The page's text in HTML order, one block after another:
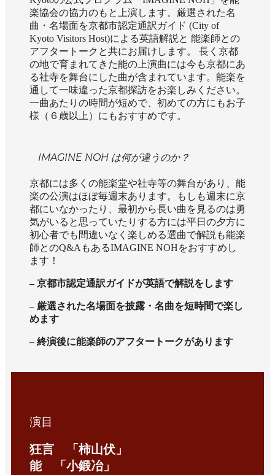
楽協会の協力のもと上演します。厳選された名
曲・名場面を京都市認定通訳ガイド (City of
Kyoto Visitors Host)による英語解説と 能楽師との
アフタートークと共にお届けします。 長く京都
の地で育まれてきた能の上演曲には今も京都にあ
る社寺を舞台にした曲が含まれています。能楽を
通して一味違った京都探訪をお楽しみください。
一曲あたりの時間が短めで、初めての方にもお子
様（６歳以上）にもおすすめです。
IMAGINE NOH は何が違うのか？
京都には多くの能楽堂や社寺等の舞台があり、能
楽の公演はほぼ毎週末あります。もしも週末に京
都にいなかったり、最初から長い曲を見るのは勇
気がいると思っていたりする方には平日の夕方に
初心者でも間違いなく楽しめる選曲で解説も能楽
師とのQ&AもあるIMAGINE NOHをおすすめし
ます！
– 京都市認定通訳ガイドが英語で解説をします
– 厳選された名場面を披露・名曲を短時間で楽し
めます
– 終演後に能楽師のアフタートークがあります
演目
狂言 「柿山伏」
能 「小鍛冶」